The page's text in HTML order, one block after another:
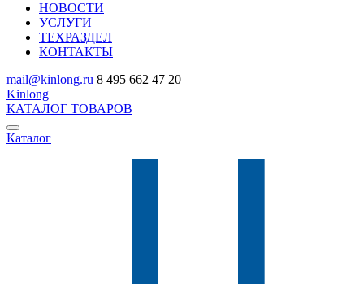
НОВОСТИ
УСЛУГИ
ТЕХРАЗДЕЛ
КОНТАКТЫ
mail@kinlong.ru 8 495 662 47 20
Kinlong
КАТАЛОГ ТОВАРОВ
Каталог